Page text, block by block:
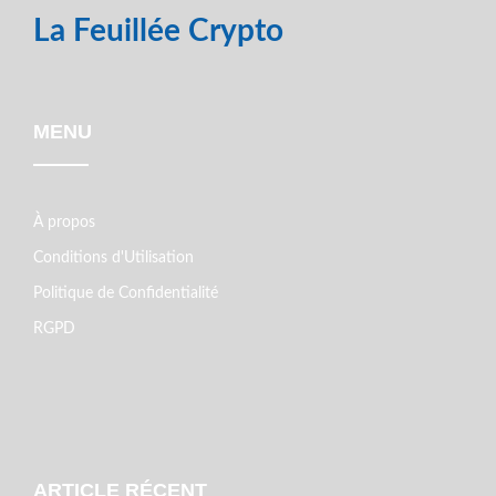
La Feuillée Crypto
MENU
À propos
Conditions d'Utilisation
Politique de Confidentialité
RGPD
ARTICLE RÉCENT